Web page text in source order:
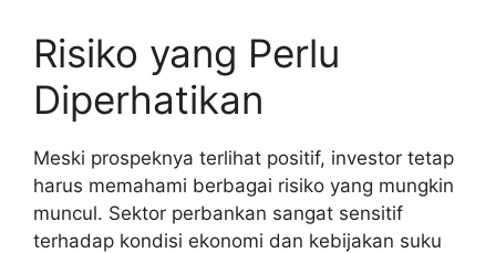
Risiko yang Perlu
Diperhatikan
Meski prospeknya terlihat positif, investor tetap
harus memahami berbagai risiko yang mungkin
muncul. Sektor perbankan sangat sensitif
terhadap kondisi ekonomi dan kebijakan suku